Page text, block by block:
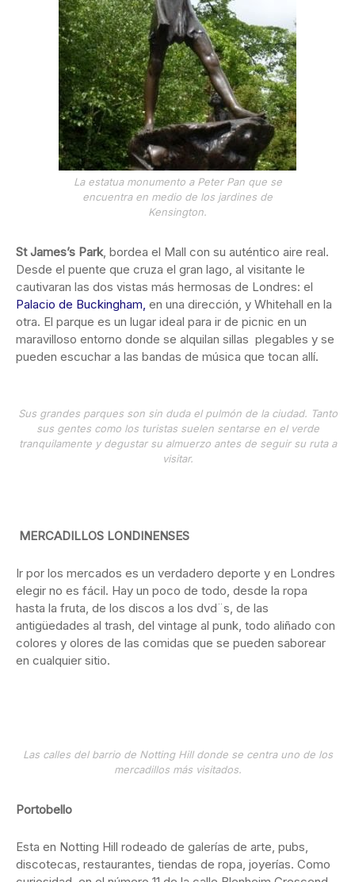
La estatua monumento a Peter Pan que se
encuentra en medio de los jardines de
Kensington.
St James’s Park, bordea el Mall con su auténtico aire real.
Desde el puente que cruza el gran lago, al visitante le
cautivaran las dos vistas más hermosas de Londres: el
Palacio de Buckingham, en una dirección, y Whitehall en la
otra. El parque es un lugar ideal para ir de picnic en un
maravilloso entorno donde se alquilan sillas plegables y se
pueden escuchar a las bandas de música que tocan allí.
Sus grandes parques son sin duda el pulmón de la ciudad. Tanto
sus gentes como los turistas suelen sentarse en el verde
tranquilamente y degustar su almuerzo antes de seguir su ruta a
visitar.
MERCADILLOS LONDINENSES
Ir por los mercados es un verdadero deporte y en Londres
elegir no es fácil. Hay un poco de todo, desde la ropa
hasta la fruta, de los discos a los dvd¨s, de las
antigüedades al trash, del vintage al punk, todo aliñado con
colores y olores de las comidas que se pueden saborear
en cualquier sitio.
Las calles del barrio de Notting Hill donde se centra uno de los
mercadillos más visitados.
Portobello
Esta en Notting Hill rodeado de galerías de arte, pubs,
discotecas, restaurantes, tiendas de ropa, joyerías. Como